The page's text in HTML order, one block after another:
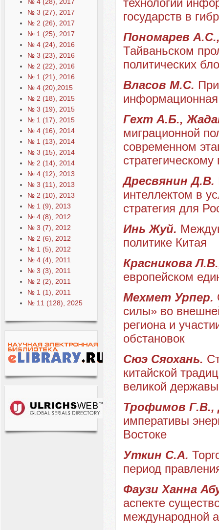
№ 3 (27), 2017
№ 2 (26), 2017
№ 1 (25), 2017
№ 4 (24), 2016
№ 3 (23), 2016
№ 2 (22), 2016
№ 1 (21), 2016
№ 4 (20),2015
№ 2 (18), 2015
№ 3 (19), 2015
№ 1 (17), 2015
№ 4 (16), 2014
№ 1 (13), 2014
№ 3 (15), 2014
№ 2 (14), 2014
№ 4 (12), 2013
№ 3 (11), 2013
№ 2 (10), 2013
№ 1 (9), 2013
№ 4 (8), 2012
№ 3 (7), 2012
№ 2 (6), 2012
№ 1 (5), 2012
№ 4 (4), 2011
№ 3 (3), 2011
№ 2 (2), 2011
№ 1 (1), 2011
№ 11 (128), 2025
технологии
государств в
Пономарев
Тайваньском
политических
Власов М.С.
Гехт А.Б.,
миграционной
современном
Дресвянин Д.В.
интеллектом в
стратегия для
Инь Жуй.
политике Китая
Красникова
европейском
Мехмет Урпер.
силы» во
региона и
обстановок
Сюэ Сяохань.
китайской
великой державы
Трофимов
императивы
Востоке
Уткин С.А.
период
Фаузи Ханна
аспекте
международной